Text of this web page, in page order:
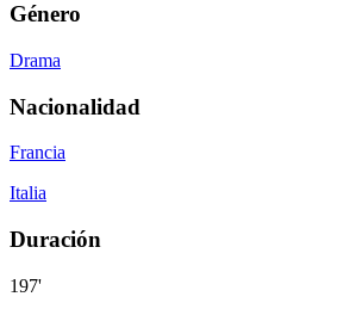
Género
Drama
Nacionalidad
Francia
Italia
Duración
197'